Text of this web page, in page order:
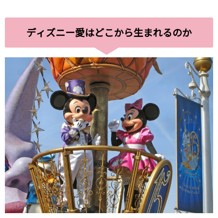
ディズニー愛はどこから生まれるのか